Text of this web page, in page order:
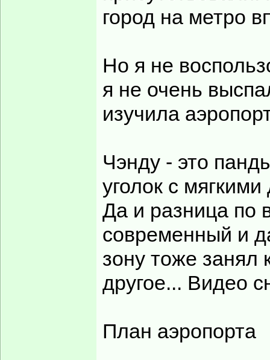
город на метро
Но я не
я не очень
изучила
Чэнду - это
уголок с
Да и разница по
современный и
зону тоже занял
другое... Видео
План аэропорта